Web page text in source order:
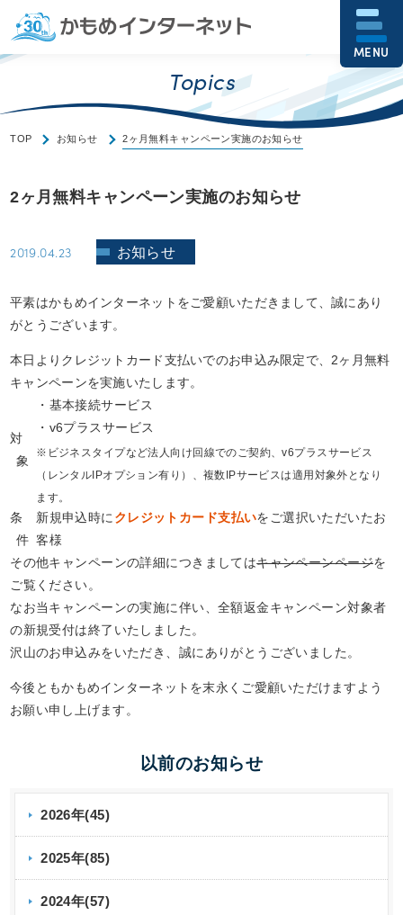
MENU
Topics
TOP お知らせ 2ヶ月無料キャンペーン実施のお知らせ
2ヶ月無料キャンペーン実施のお知らせ
2019.04.23 お知らせ
平素はかもめインターネットをご愛顧いただきまして、誠にあり
がとうございます。
本日よりクレジットカード支払いでのお申込み限定で、2ヶ月無料
キャンペーンを実施いたします。
対
象
・基本接続サービス
・v6プラスサービス
※ビジネスタイプなど法人向け回線でのご契約、v6プラスサービス
（レンタルIPオプション有り）、複数IPサービスは適用対象外となり
ます。
条
件
新規申込時にクレジットカード支払いをご選択いただいたお
客様
その他キャンペーンの詳細につきましてはキャンペーンページを
ご覧ください。
なお当キャンペーンの実施に伴い、全額返金キャンペーン対象者
の新規受付は終了いたしました。
沢山のお申込みをいただき、誠にありがとうございました。
今後ともかもめインターネットを末永くご愛顧いただけますよう
お願い申し上げます。
以前のお知らせ
2026年(45)
2025年(85)
2024年(57)